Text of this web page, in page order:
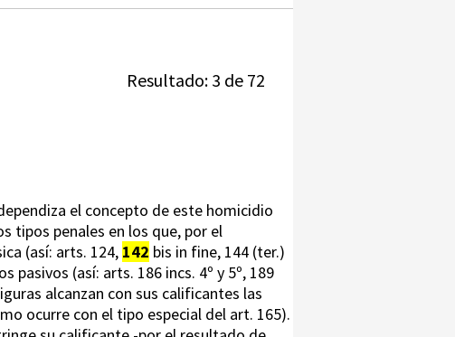
Resultado: 3 de 72
el concepto de este homicidio
tipos penales en los que, por el
(así: arts. 124, 142 bis in fine, 144 (ter.)
(así: arts. 186 incs. 4º y 5º, 189
alcanzan con sus calificantes las
ocurre con el tipo especial del art. 165).